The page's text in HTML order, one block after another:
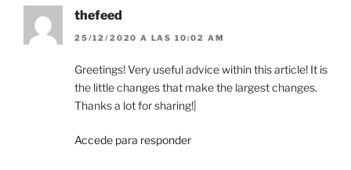
thefeed
25/12/2020 A LAS 10:02 AM
Greetings! Very useful advice within this article! It is
the little changes that make the largest changes.
Thanks a lot for sharing!|
Accede para responder